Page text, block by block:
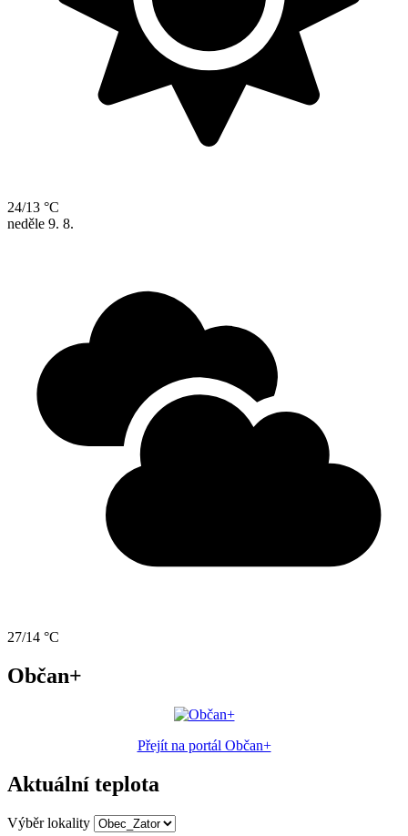
24/13 °C
neděle 9. 8.
27/14 °C
Občan+
Přejít na portál Občan+
Aktuální teplota
Výběr lokality